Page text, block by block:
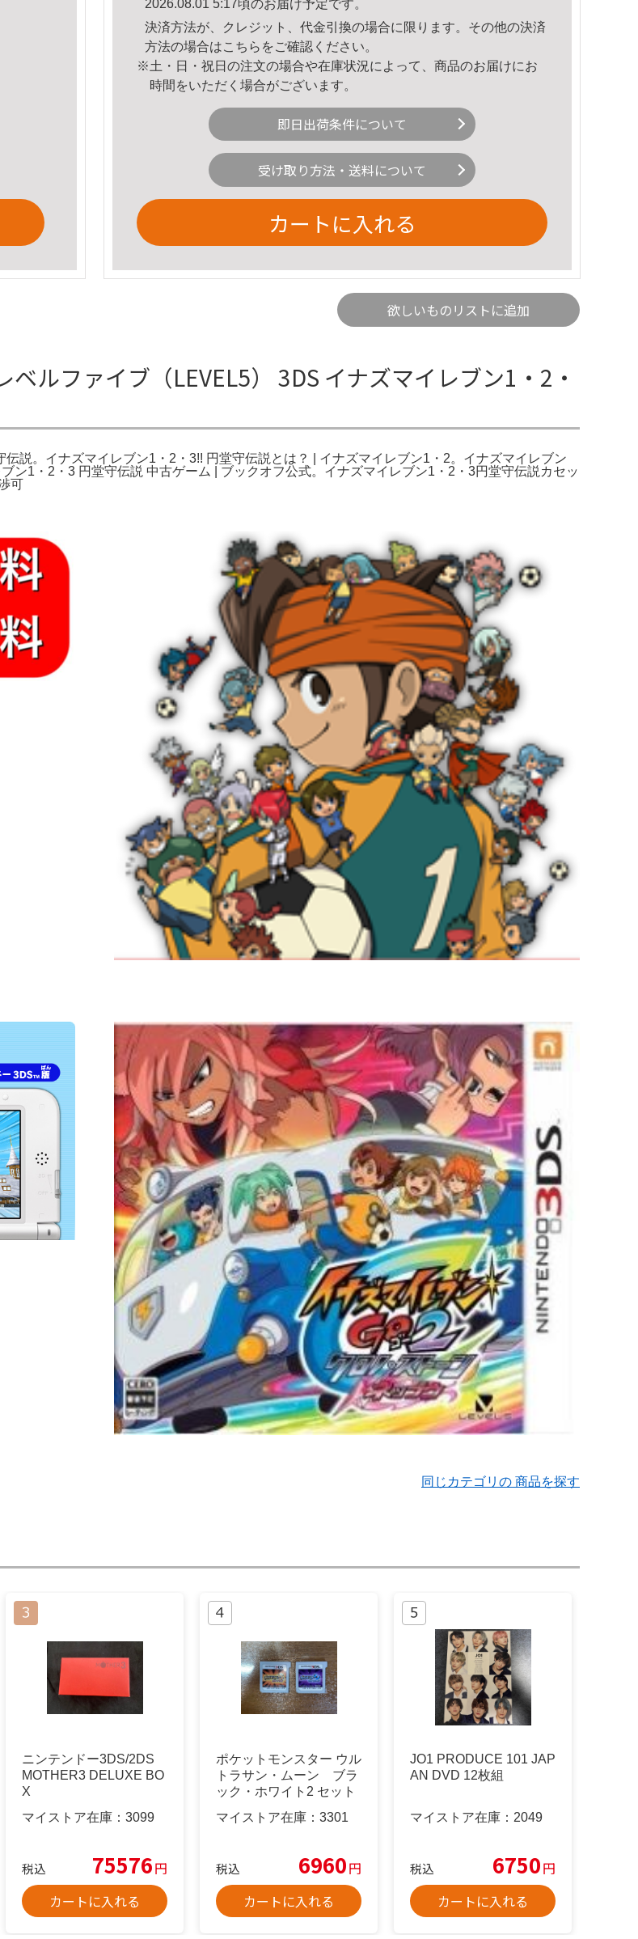
2026.08.01 5:17頃のお届け予定です。
決済方法が、クレジット、代金引換の場合に限ります。その他の決済
方法の場合はこちら をご確認ください。
※土・日・祝日の注文の場合や在庫状況によって、商品のお届けにお
時間をいただく場合がございます。
即日出荷条件について
受け取り方法・送料について
カートに入れる
欲しいものリストに追加
ルファイブ（LEVEL5） 3DS イナズマイレブン1・2・
説。イナズマイレブン1・2・3!! 円堂守伝説とは？ | イナズマイレブン1・2。イナズマイレブン
ン1・2・3 円堂守伝説 中古ゲーム | ブックオフ公式。イナズマイレブン1・2・3円堂守伝説カセッ
可
同じカテゴリの 商品を探す
ニンテンドー3DS/2DS
MOTHER3 DELUXE BO
X
マイストア在庫： 3099
税込 75576円
カートに入れる
ポケットモンスター ウル
トラサン・ムーン ブラ
ック・ホワイト2 セット
マイストア在庫： 3301
税込 6960円
カートに入れる
JO1 PRODUCE 101 JAP
AN DVD 12枚組
マイストア在庫： 2049
税込 6750円
カートに入れる